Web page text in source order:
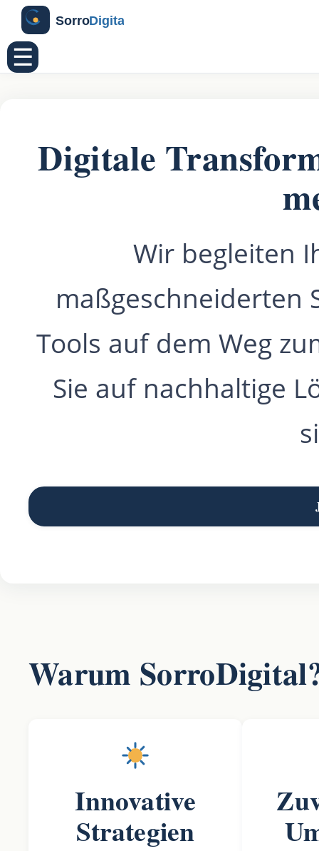
☰
Digitale
Wir begleiten
maßgeschneiderten
Tools auf dem Weg
Sie auf nachhaltige
Warum
Innovative
Strategien